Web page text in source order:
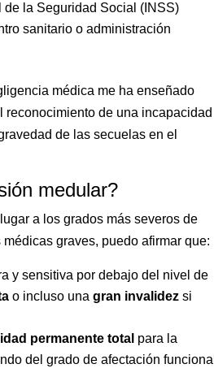
de la Seguridad Social (INSS)
sanitario o administración
médica me ha enseñado
reconocimiento de una incapacidad
de las secuelas en el
medular?
a los grados más severos de
graves, puedo afirmar que:
y sensitiva por debajo del nivel de
o incluso unagran invalidez si
permanente total para la
del grado de afectación funcional